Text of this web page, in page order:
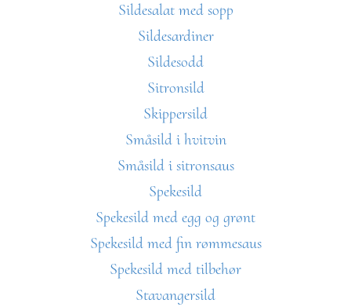
Sildesalat med sopp
Sildesardiner
Sildesodd
Sitronsild
Skippersild
Småsild i hvitvin
Småsild i sitronsaus
Spekesild
Spekesild med egg og grønt
Spekesild med fin rømmesaus
Spekesild med tilbehør
Stavangersild